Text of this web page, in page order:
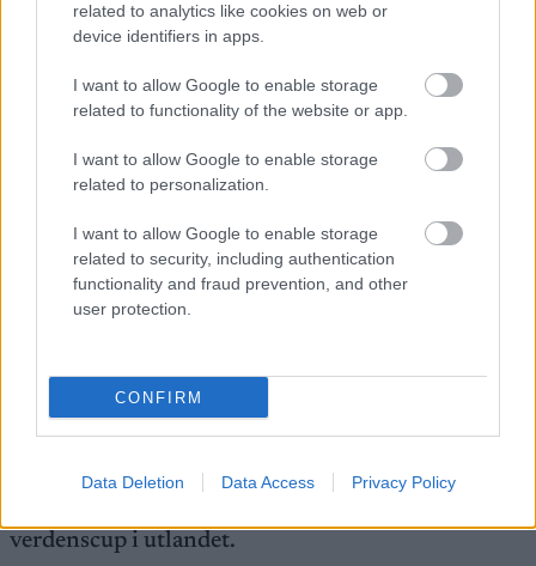
related to analytics like cookies on web or
device identifiers in apps.
I want to allow Google to enable storage
related to functionality of the website or app.
I want to allow Google to enable storage
related to personalization.
I want to allow Google to enable storage
related to security, including authentication
functionality and fraud prevention, and other
user protection.
CONFIRM
Data Deletion Data Access Privacy Policy
Imponerer
den elleville seieren på skøyterennet søndag, har
landslagsledelsen store forventninger til Fjorden
– Resultatlister er objektive, de lyver ikke. Jeg er
spent på hva både han og flere av de andre fra
rekruttlaget kan prestere. Vi har et
generasjonsskifte på vei. Det kommer stadig
Langrenn.com.
skal gå verdenscupåpningen i Ruka i Finland
verdenscup i utlandet.